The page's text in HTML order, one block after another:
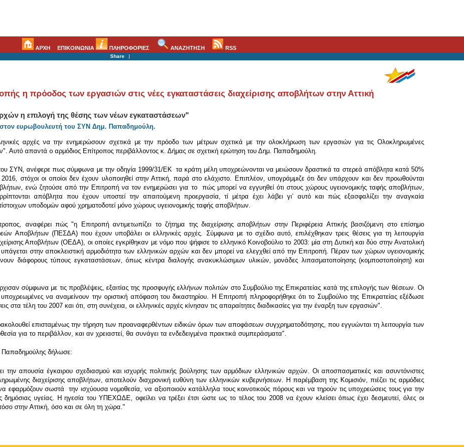
ΑΡΧΗ ΕΠΙΚΟΙΝΩΝΙΑ ΠΛΗΡΟΦΟΡΙΕΣ ΑΝΑΖΗΤΗΣΗ RSS
Share |
η πρόοδος των εργασιών στις νέες εγκαταστάσεις διαχείρισης αποβλήτων στην Αττική
η επιλογή της θέσης των νέων εγκαταστάσεων"
ευρωβουλευτή του ΣΥN Δημ. Παπαδημούλη.
αρχές να την ενημερώσουν σχετικά με την πρόοδο των μέτρων σχετικά με την ολοκλήρωση των εργασιών για τις Ολοκληρωμένες
Αυτό απαντά ο αρμόδιος Επίτροπος περιβάλλοντος κ. Δήμας σε σχετική ερώτηση του Δημ. Παπαδημούλη.
ΣΥΝ, ανέφερε πως σύμφωνα με την οδηγία 1999/31/ΕΚ τα κράτη μέλη υποχρεώνονται να μειώσουν δραστικά τα στερεά απόβλητα κατά 50%
στόχοι οι οποίοι δεν έχουν υλοποιηθεί στην Αττική, παρά στο ελάχιστο. Επιπλέον, υπογράμμιζε ότι δεν υπάρχουν και δεν προωθούνται
ενώ ζητούσε από την Επιτροπή να τον ενημερώσει για το πώς μπορεί να εγγυηθεί ότι στους χώρους υγειονομικής ταφής αποβλήτων,
απόβλητα που έχουν υποστεί την απαιτούμενη προεργασία, τί μέτρα έχει λάβει γιʼ αυτό και πώς εξασφαλίζει την αναγκαία
υποδομών αφού χρηματοδοτεί μόνο χώρους υγειονομικής ταφής αποβλήτων.
αναφέρει πώς "η Επιτροπή αντιμετωπίζει το ζήτημα της διαχείρισης αποβλήτων στην Περιφέρεια Αττικής βασιζόμενη στο επίσημο
Αποβλήτων (ΠΕΣΔΑ) που έχουν υποβάλει οι ελληνικές αρχές. Σύμφωνα με το σχέδιο αυτό, επιλέχθηκαν τρεις θέσεις για τη λειτουργία
Αποβλήτων (ΟΕΔΑ), οι οποίες εγκρίθηκαν με νόμο που ψήφισε το ελληνικό Κοινοβούλιο το 2003: μία στη Δυτική και δύο στην Ανατολική
στην αποκλειστική αρμοδιότητα των ελληνικών αρχών και δεν μπορεί να ελεγχθεί από την Επιτροπή. Πέραν των χώρων υγειονομικής
διάφορους τύπους εγκαταστάσεων, όπως κέντρα διαλογής ανακυκλώσιμων υλικών, μονάδες λιπασματοποίησης (κομποστοποίηση) και
σύμφωνα με τις προβλέψεις, εξαιτίας της προσφυγής ελλήνων πολιτών στο Συμβούλιο της Επικρατείας κατά της επιλογής των θέσεων. Οι
υποχρεωμένες να αναμείνουν την οριστική απόφαση του δικαστηρίου. Η Επιτροπή πληροφορήθηκε ότι το Συμβούλιο της Επικρατείας εξέδωσε
στα τέλη του 2007 και ότι, στη συνέχεια, οι ελληνικές αρχές κίνησαν τις απαραίτητες διαδικασίες για την έναρξη των εργασιών".
επισταμένως την τήρηση των προαναφερθέντων ειδικών όρων των αποφάσεων συγχρηματοδότησης, που εγγυώνται τη λειτουργία των
για το περιβάλλον, και αν χρειαστεί, θα συνάγει τα ενδεδειγμένα πρακτικά συμπεράσματα".
Παπαδημούλης δήλωσε:
απουσία έγκαιρου σχεδιασμού και ισχυρής πολιτικής βούλησης των αρμόδιων ελληνικών αρχών. Οι αποσπασματικές και ασυντόνιστες
διαχείρισης αποβλήτων, αποτελούν διαχρονική ευθύνη των ελληνικών κυβερνήσεων. Η παρέμβαση της Κομισιόν, πιέζει τις αρμόδιες
σωστά την ισχύουσα νομοθεσία, να αξιοποιούν κατάλληλα τους κοινοτικούς πόρους και να τηρούν τις υποχρεώσεις τους για την
δημόσιας υγείας. Η ηγεσία του ΥΠΕΧΩΔΕ, οφείλει να τρέξει έτσι ώστε ως το τέλος του 2008 να έχουν κλείσει όπως έχει δεσμευτεί, όλες οι
στην Αττική, όσο και σε όλη τη χώρα."